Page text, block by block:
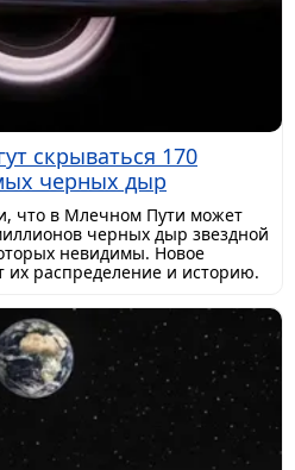
скрываться 170
черных дыр
что в Млечном Пути может
черных дыр звездной
невидимы. Новое
их распределение и историю.